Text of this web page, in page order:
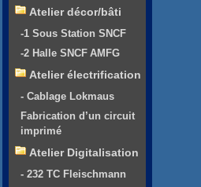
Atelier décor/bâti
-1 Sous Station SNCF
-2 Halle SNCF AMFG
Atelier électrification
- Cablage Lokmaus
Fabrication d’un circuit
imprimé
Atelier Digitalisation
- 232 TC Fleischmann